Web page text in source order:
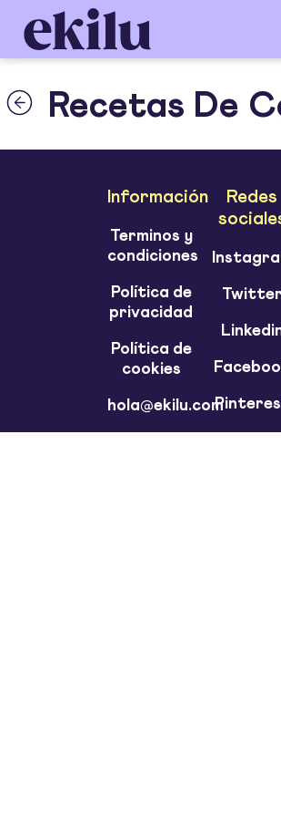
Recetas De
Información
Terminos y
condiciones
Política de
privacidad
Política de
cookies
hola@ekilu.com
Redes
Twitter